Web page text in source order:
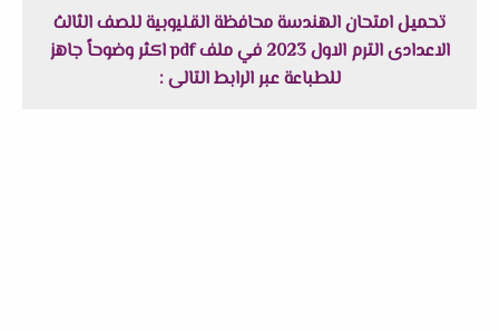
تحميل امتحان الهندسة محافظة القليوبية للصف الثالث
الاعدادى الترم الاول 2023 في ملف pdf اكثر وضوحاً جاهز
للطباعة عبر الرابط التالى :